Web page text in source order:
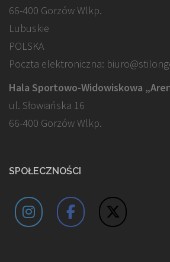
66-400 Gorzów Wlkp.
Lubuskie
POLSKA
Poczta elektroniczna:
Hala Sportowo-Widowiskowa
ul. Słowiańska 16
66-400 Gorzów Wlkp.
SPOŁECZNOŚCI